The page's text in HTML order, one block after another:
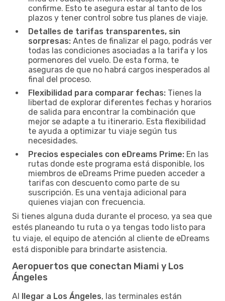
confirme. Esto te asegura estar al tanto de los
plazos y tener control sobre tus planes de viaje.
Detalles de tarifas transparentes, sin
sorpresas: Antes de finalizar el pago, podrás ver
todas las condiciones asociadas a la tarifa y los
pormenores del vuelo. De esta forma, te
aseguras de que no habrá cargos inesperados al
final del proceso.
Flexibilidad para comparar fechas: Tienes la
libertad de explorar diferentes fechas y horarios
de salida para encontrar la combinación que
mejor se adapte a tu itinerario. Esta flexibilidad
te ayuda a optimizar tu viaje según tus
necesidades.
Precios especiales con eDreams Prime: En las
rutas donde este programa está disponible, los
miembros de eDreams Prime pueden acceder a
tarifas con descuento como parte de su
suscripción. Es una ventaja adicional para
quienes viajan con frecuencia.
Si tienes alguna duda durante el proceso, ya sea que
estés planeando tu ruta o ya tengas todo listo para
tu viaje, el equipo de atención al cliente de eDreams
está disponible para brindarte asistencia.
Aeropuertos que conectan Miami y Los
Ángeles
Al llegar a Los Ángeles, las terminales están